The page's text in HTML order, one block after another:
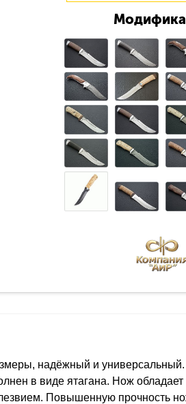
надёжный и
в виде ятагана. Нож обладает
Повышенную прочность